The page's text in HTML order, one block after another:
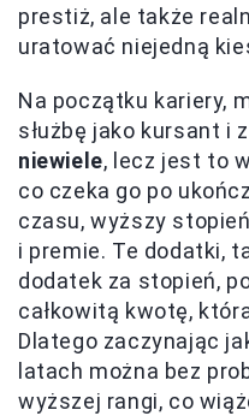
prestiż, ale także
uratować niejedną
Na początku kariery,
służbę jako kursant i
niewiele, lecz jest to
co czeka go po
czasu, wyższy
i premie. Te dodatki,
dodatek za stopień,
całkowitą kwotę,
Dlatego zaczynając
latach można bez
wyższej rangi, co